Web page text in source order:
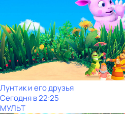
Лунтик и его друзья
Сегодня в 22:25
МУЛЬТ